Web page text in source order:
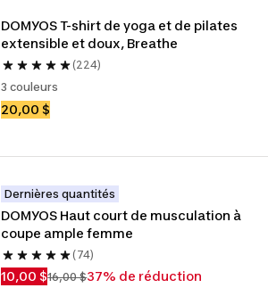
DOMYOS T-shirt de yoga et de pilates
extensible et doux, Breathe
(224)
3 couleurs
20,00 $
Dernières quantités
DOMYOS Haut court de musculation à
coupe ample femme
(74)
10,00 $16,00 $37% de réduction